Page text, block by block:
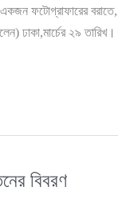
ফটোগ্রাফারের বরাতে,
ঢাকা,মার্চের ২৯ তারিখ।
বিবরণ